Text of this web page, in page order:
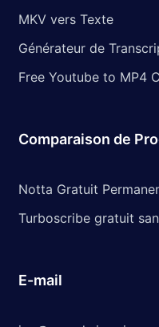
MKV vers Texte
Générateur de
Free Youtube to MP4
Comparaison de
Notta Gratuit
Turboscribe gratuit
E-mail